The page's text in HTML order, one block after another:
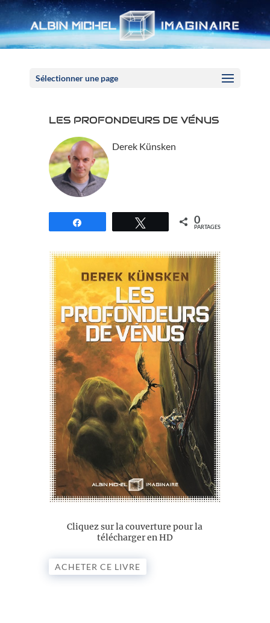
Sélectionner une page
LES PROFONDEURS DE VÉNUS
Derek Künsken
Tweetez 0
PARTAGES
Cliquez sur la couverture pour la
télécharger en HD
ACHETER CE LIVRE
Panneau de gestion des cookies